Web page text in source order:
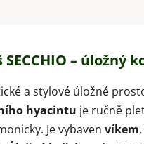
SECCHIO – úložný
a stylové úložné
hyacintu je ručně
Je vybaven víkem